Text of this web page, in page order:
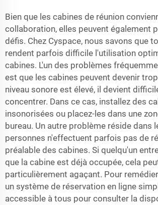
Bien que les cabines de réunion
collaboration, elles peuvent également
défis. Chez Cyspace, nous savons que
rendent parfois difficile l'utilisation
cabines. L'un des problèmes
est que les cabines peuvent devenir
niveau sonore est élevé, il devient
concentrer. Dans ce cas, installez des
insonorisées ou placez-les dans une
bureau. Un autre problème réside dans
personnes n'effectuent parfois pas de
préalable des cabines. Si quelqu'un
que la cabine est déjà occupée, cela
particulièrement agaçant. Pour
un système de réservation en ligne
accessible à tous pour consulter la